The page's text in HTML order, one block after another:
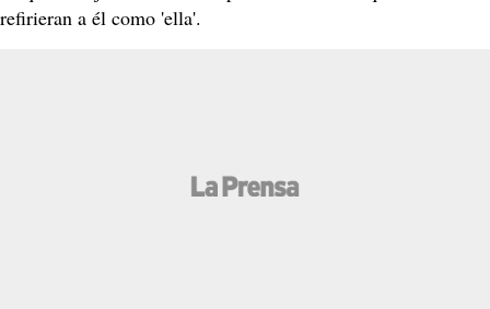
refirieran a él como 'ella'.